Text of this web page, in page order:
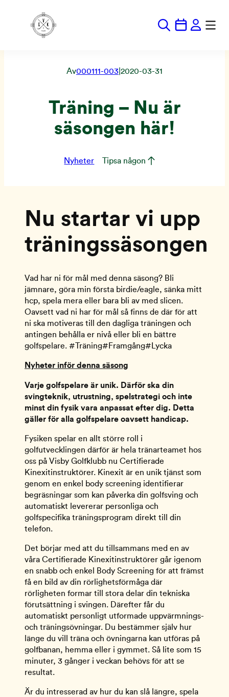
till
Av000111-003 2020-03-31
Träning – Nu är
säsongen här!
Nyheter Tipsa någon
Nu startar vi upp
träningssäsongen
Vad har ni för mål med denna säsong? Bli
jämnare, göra min första birdie/eagle, sänka mitt
hcp, spela mera eller bara bli av med slicen.
Oavsett vad ni har för mål så finns de där för att
ni ska motiveras till den dagliga träningen och
antingen behålla er nivå eller bli en bättre
golfspelare. #Träning#Framgång#Lycka
Nyheter inför denna säsong
Varje golfspelare är unik. Därför ska din
svingteknik, utrustning, spelstrategi och inte
minst din fysik vara anpassat efter dig. Detta
gäller för alla golfspelare oavsett handicap.
Fysiken spelar en allt större roll i
golfutvecklingen därför är hela tränarteamet hos
oss på Visby Golfklubb nu Certifierade
Kinexitinstruktörer. Kinexit är en unik tjänst som
genom en enkel body screening identifierar
begräsningar som kan påverka din golfsving och
automatiskt levererar personliga och
golfspecifika träningsprogram direkt till din
telefon.
Det börjar med att du tillsammans med en av
våra Certifierade Kinexitinstruktörer går igenom
en snabb och enkel Body Screening för att främst
få en bild av din rörlighetsförmåga där
rörligheten formar till stora delar din tekniska
förutsättning i svingen. Därefter får du
automatiskt personligt utformade uppvärmnings-
och träningsövningar. Du bestämmer själv hur
länge du vill träna och övningarna kan utföras på
golfbanan, hemma eller i gymmet. Så lite som 15
minuter, 3 gånger i veckan behövs för att se
resultat.
Är du intresserad av hur du kan slå längre, spela